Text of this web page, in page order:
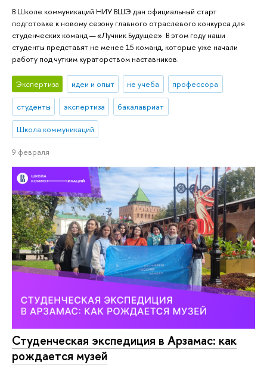
В Школе коммуникаций НИУ ВШЭ дан официальный старт
подготовке к новому сезону главного отраслевого конкурса для
студенческих команд — «Лучник Будущее». В этом году наши
студенты представят не менее 15 команд, которые уже начали
работу под чутким кураторством наставников.
Экспертиза идеи и опыт не учеба профессора
студенты экспертиза бакалавриат
Школа коммуникаций
9 февраля
Студенческая экспедиция в Арзамас: как
рождается музей